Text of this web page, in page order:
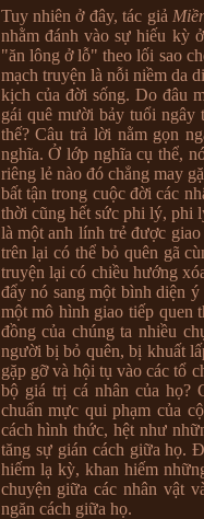
Tuy nhiên ở đây, tác giả
nhằm đánh vào sự hiếu kỳ
"ăn lông ở lỗ" theo lối sao
mạch truyện là nỗi niềm da
kịch của đời sống. Do đâu
gái quê mười bảy tuổi
thế? Câu trả lời nằm gọn
nghĩa. Ở lớp nghĩa cụ thể,
riêng lẻ nào đó chẳng may
bất tận trong cuộc đời các
thời cũng hết sức phi lý, phi
là một anh lính trẻ được
trên lại có thể bỏ quên gã
truyện lại có chiều hướng
đẩy nó sang một bình diện
một mô hình giao tiếp quen
đồng của chúng ta nhiều
người bị bỏ quên, bị khuất
gặp gỡ và hội tụ vào các tổ
bộ giá trị cá nhân của họ?
chuẩn mực qui phạm của
cách hình thức, hệt như
tăng sự gián cách giữa họ.
hiếm lạ kỳ, khan hiếm
chuyện giữa các nhân vật
ngăn cách giữa họ.